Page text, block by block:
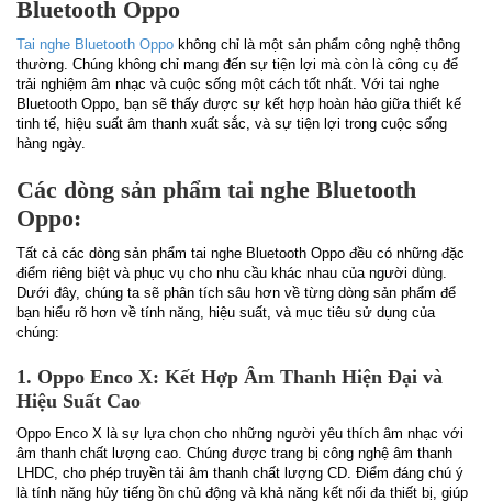
Bluetooth Oppo
Tai nghe Bluetooth Oppo không chỉ là một sản phẩm công nghệ thông
thường. Chúng không chỉ mang đến sự tiện lợi mà còn là công cụ để
trải nghiệm âm nhạc và cuộc sống một cách tốt nhất. Với tai nghe
Bluetooth Oppo, bạn sẽ thấy được sự kết hợp hoàn hảo giữa thiết kế
tinh tế, hiệu suất âm thanh xuất sắc, và sự tiện lợi trong cuộc sống
hàng ngày.
Các dòng sản phẩm tai nghe Bluetooth
Oppo:
Tất cả các dòng sản phẩm tai nghe Bluetooth Oppo đều có những đặc
điểm riêng biệt và phục vụ cho nhu cầu khác nhau của người dùng.
Dưới đây, chúng ta sẽ phân tích sâu hơn về từng dòng sản phẩm để
bạn hiểu rõ hơn về tính năng, hiệu suất, và mục tiêu sử dụng của
chúng:
1. Oppo Enco X: Kết Hợp Âm Thanh Hiện Đại và
Hiệu Suất Cao
Oppo Enco X là sự lựa chọn cho những người yêu thích âm nhạc với
âm thanh chất lượng cao. Chúng được trang bị công nghệ âm thanh
LHDC, cho phép truyền tải âm thanh chất lượng CD. Điểm đáng chú ý
là tính năng hủy tiếng ồn chủ động và khả năng kết nối đa thiết bị, giúp